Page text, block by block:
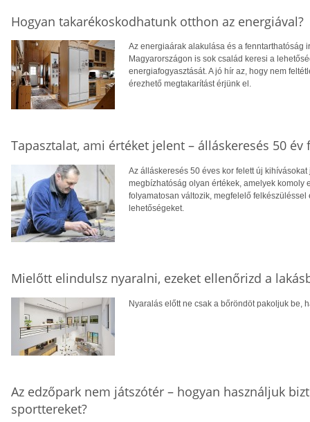
Hogyan takarékoskodhatunk otthon az energiával?
Az energiaárak alakulása és a fenntarthatóság
Magyarországon is sok család keresi a
energiafogyasztását. A jó hír az, hogy nem
érezhető megtakarítást érjünk el.
Tapasztalat, ami értéket jelent – álláskeresés 50 év
Az álláskeresés 50 éves kor felett új
megbízhatóság olyan értékek, amelyek komoly
folyamatosan változik, megfelelő
lehetőségeket.
Mielőtt elindulsz nyaralni, ezeket ellenőrizd a
Nyaralás előtt ne csak a bőröndöt pakoljuk be,
Az edzőpark nem játszótér – hogyan használjuk
sporttereket?